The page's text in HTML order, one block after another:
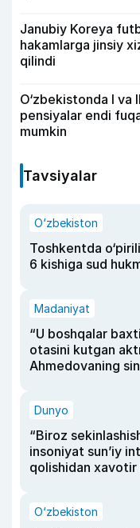
Janubiy Koreya
hakamlarga jinsiy
qilindi
O‘zbekistonda I va
pensiyalar endi
mumkin
Tavsiyalar
O‘zbekiston
Toshkentda
6 kishiga sud
Madaniyat
“U boshqalar
otasini kutgan
Ahmedovaning
Dunyo
“Biroz
insoniyat sun’iy
qolishidan
O‘zbekiston